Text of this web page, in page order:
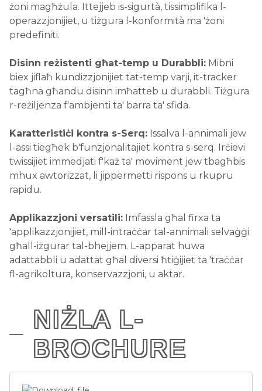
żoni magħżula. Ittejjeb is-sigurtà, tissimplifika l-
operazzjonijiet, u tiżgura l-konformità ma 'żoni
predefiniti.
Disinn reżistenti għat-temp u Durabbli:Mibni
biex jiflaħ kundizzjonijiet tat-temp varji, it-tracker
tagħna għandu disinn imħatteb u durabbli. Tiżgura
r-reżiljenza f'ambjenti ta' barra ta' sfida.
Karatteristiċi kontra s-Serq:Issalva l-annimali jew
l-assi tiegħek b'funzjonalitajiet kontra s-serq. Irċievi
twissijiet immedjati f'każ ta' moviment jew tbagħbis
mhux awtorizzat, li jippermetti rispons u rkupru
rapidu.
Applikazzjoni versatili:Imfassla għal firxa ta
'applikazzjonijiet, mill-intraċċar tal-annimali selvaġġi
għall-iżgurar tal-bhejjem. L-apparat huwa
adattabbli u adattat għal diversi ħtiġijiet ta 'traċċar
fl-agrikoltura, konservazzjoni, u aktar.
NIŻLA L-
BROCHURE